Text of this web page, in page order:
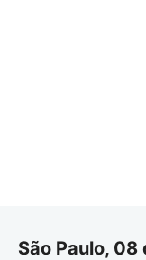
São Paulo,